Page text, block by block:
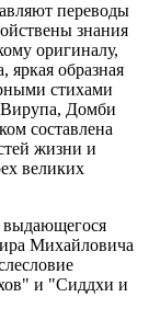
переводы
знания
оригиналу,
яркая образная
стихами
Вирупа, Домби
составлена
жизни и
великих
выдающегося
Михайловича
и "Сиддхи и